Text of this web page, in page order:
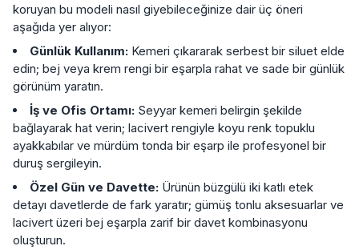
koruyan bu modeli nasıl giyebileceğinize dair üç öneri
aşağıda yer alıyor:
Günlük Kullanım: Kemeri çıkararak serbest bir siluet elde
edin; bej veya krem rengi bir eşarpla rahat ve sade bir günlük
görünüm yaratın.
İş ve Ofis Ortamı: Seyyar kemeri belirgin şekilde
bağlayarak hat verin; lacivert rengiyle koyu renk topuklu
ayakkabılar ve mürdüm tonda bir eşarp ile profesyonel bir
duruş sergileyin.
Özel Gün ve Davette: Ürünün büzgülü iki katlı etek
detayı davetlerde de fark yaratır; gümüş tonlu aksesuarlar ve
lacivert üzeri bej eşarpla zarif bir davet kombinasyonu
oluşturun.